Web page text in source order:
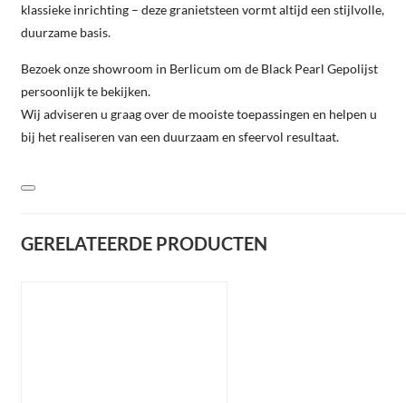
klassieke inrichting – deze granietsteen vormt altijd een stijlvolle,
duurzame basis.
Bezoek onze showroom in Berlicum om de Black Pearl Gepolijst
persoonlijk te bekijken.
Wij adviseren u graag over de mooiste toepassingen en helpen u
bij het realiseren van een duurzaam en sfeervol resultaat.
GERELATEERDE PRODUCTEN